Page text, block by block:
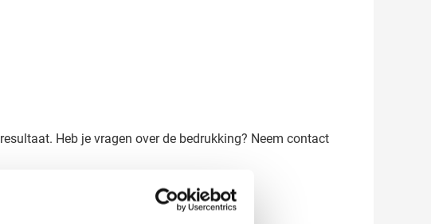
Heb je vragen over de bedrukking? Neem contact